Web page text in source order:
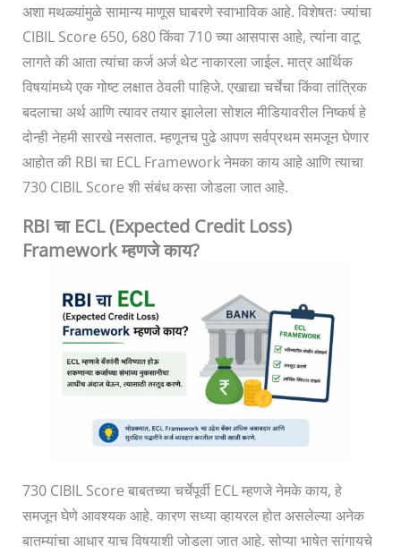
अशा मथळ्यांमुळे सामान्य माणूस घाबरणे स्वाभाविक आहे. विशेषतः ज्यांचा
CIBIL Score 650, 680 किंवा 710 च्या आसपास आहे, त्यांना वाटू
लागते की आता त्यांचा कर्ज अर्ज थेट नाकारला जाईल. मात्र आर्थिक
विषयांमध्ये एक गोष्ट लक्षात ठेवली पाहिजे. एखाद्या चर्चेचा किंवा तांत्रिक
बदलाचा अर्थ आणि त्यावर तयार झालेला सोशल मीडियावरील निष्कर्ष हे
दोन्ही नेहमी सारखे नसतात. म्हणूनच पुढे आपण सर्वप्रथम समजून घेणार
आहोत की RBI चा ECL Framework नेमका काय आहे आणि त्याचा
730 CIBIL Score शी संबंध कसा जोडला जात आहे.
RBI चा ECL (Expected Credit Loss)
Framework म्हणजे काय?
730 CIBIL Score बाबतच्या चर्चेपूर्वी ECL म्हणजे नेमके काय, हे
समजून घेणे आवश्यक आहे. कारण सध्या व्हायरल होत असलेल्या अनेक
बातम्यांचा आधार याच विषयाशी जोडला जात आहे. सोप्या भाषेत सांगायचे